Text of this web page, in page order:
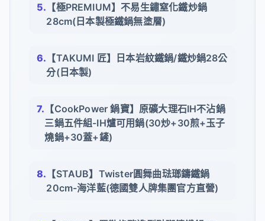
【極PREMIUM】不易生鏽窒化鐵炒鍋
28cm(日本製極鐵鍋無塗層)
【TAKUMI 匠】日本岩紋鐵鍋/鐵炒鍋28公
分(日本製)
【CookPower 鍋寶】原礦大理石IH不沾鍋
三鍋五件組-IH爐可用鍋(30炒+30煎+玉子
燒鍋+30蓋+鏟)
【STAUB】Twister圓舞曲琺瑯鑄鐵鍋
20cm-海洋藍(德國雙人牌集團官方直營)